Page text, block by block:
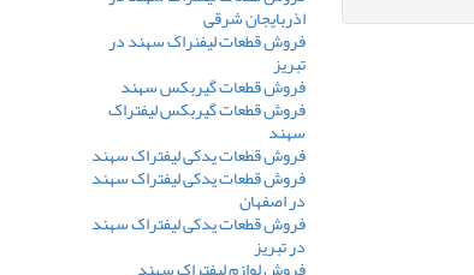
اذربایجان شرقی
فروش قطعات لیفنراک سهند در
تبریز
فروش قطعات گیربکس سهند
فروش قطعات گیربکس لیفتراک
سهند
فروش قطعات یدکی لیفتراک سهند
فروش قطعات یدکی لیفتراک سهند
در اصفهان
فروش قطعات یدکی لیفتراک سهند
در تبریز